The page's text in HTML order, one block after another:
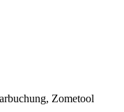
Zometool